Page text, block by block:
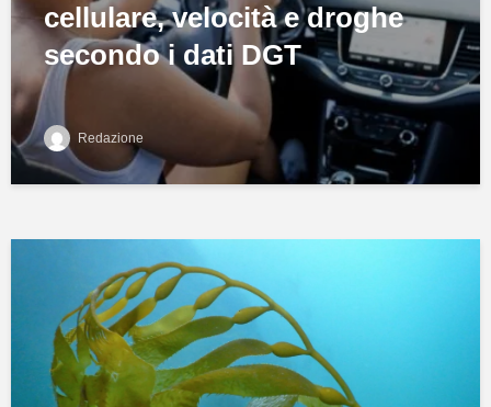
cellulare, velocità e droghe
secondo i dati DGT
Redazione